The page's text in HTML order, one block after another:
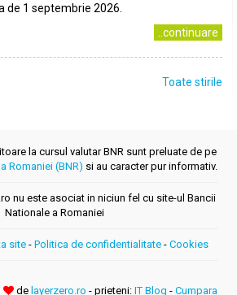
de 1 septembrie 2026.
..continuare
Toate stirile
la cursul valutar BNR sunt preluate de pe
Romaniei (BNR) si au caracter pur informativ.
nu este asociat in niciun fel cu site-ul Bancii
Nationale a Romaniei
site - Politica de confidentialitate - Cookies
de layerzero.ro - prieteni: IT Blog - Cumpara